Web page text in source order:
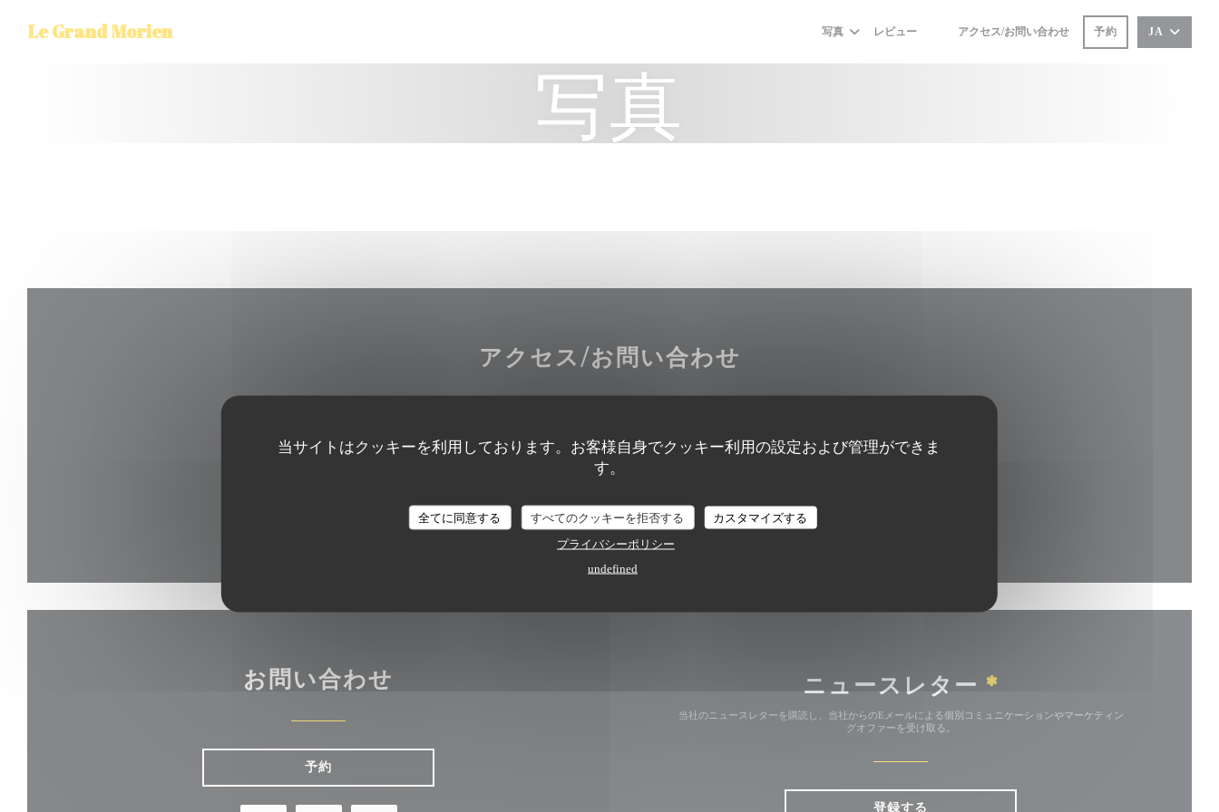
当サイトはクッキーを利用しております。お客様自身でクッキー利用の設定および管理ができま
す。
全てに同意する すべてのクッキーを拒否する
カスタマイズする
プライバシーポリシー
undefined
Le Grand Morien 写真 レビュー
((新しいウィンドウで開きます))
((新しいウィンドウで開きます))
アクセス/お問い合わせ 予約 JA
写真
アクセス/お問い合わせ
35 Place Jean Bart 59140 Dunkerque((新しいウィンドウで開きます))
03 28 66 55 18
Facebook ((新しいウィンドウで開きます))
お問い合わせ
予約
ニュースレター *
当社のニュースレターを購読し、当社からのEメールによる個別コミュニケーションやマーケティン
グオファーを受け取る。
登録する